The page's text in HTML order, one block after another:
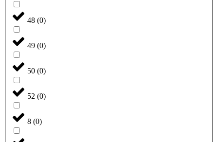
48 (0)
49 (0)
50 (0)
52 (0)
8 (0)